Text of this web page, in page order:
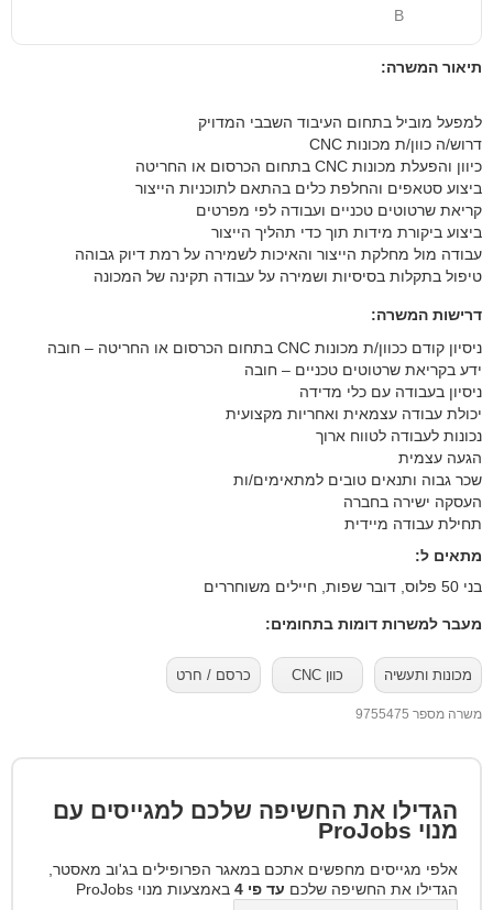
B
תיאור המשרה:
למפעל מוביל בתחום העיבוד השבבי המדויק
דרוש/ה כוון/ת מכונות CNC
כיוון והפעלת מכונות CNC בתחום הכרסום או החריטה
ביצוע סטאפים והחלפת כלים בהתאם לתוכניות הייצור
קריאת שרטוטים טכניים ועבודה לפי מפרטים
ביצוע ביקורת מידות תוך כדי תהליך הייצור
עבודה מול מחלקת הייצור והאיכות לשמירה על רמת דיוק גבוהה
טיפול בתקלות בסיסיות ושמירה על עבודה תקינה של המכונה
דרישות המשרה:
ניסיון קודם ככוון/ת מכונות CNC בתחום הכרסום או החריטה – חובה
ידע בקריאת שרטוטים טכניים – חובה
ניסיון בעבודה עם כלי מדידה
יכולת עבודה עצמאית ואחריות מקצועית
נכונות לעבודה לטווח ארוך
הגעה עצמית
שכר גבוה ותנאים טובים למתאימים/ות
העסקה ישירה בחברה
תחילת עבודה מיידית
מתאים ל:
בני 50 פלוס, דובר שפות, חיילים משוחררים
מעבר למשרות דומות בתחומים:
מכונות ותעשיה כוון CNC כרסם / חרט
משרה מספר 9755475
הגדילו את החשיפה שלכם למגייסים עם
מנוי ProJobs
אלפי מגייסים מחפשים אתכם במאגר הפרופילים בג'וב מאסטר,
הגדילו את החשיפה שלכם עד פי 4 באמצעות מנוי ProJobs